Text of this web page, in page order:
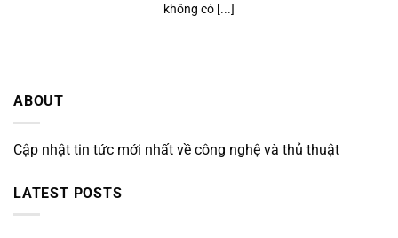
ABOUT
Cập nhật tin tức mới nhất về công nghệ và thủ thuật
LATEST POSTS
không có [...]